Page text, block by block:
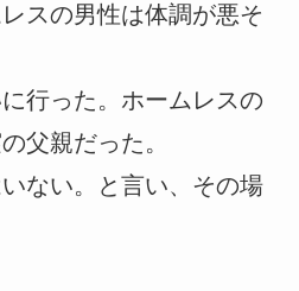
スの男性は体調が悪そ
行った。ホームレスの
父親だった。
ない。と言い、その場